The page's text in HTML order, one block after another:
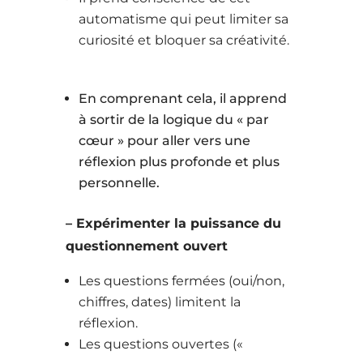
automatisme qui peut limiter sa
curiosité et bloquer sa créativité.
En comprenant cela, il apprend
à sortir de la logique du « par
cœur » pour aller vers une
réflexion plus profonde et plus
personnelle.
– Expérimenter la puissance du
questionnement ouvert
Les questions fermées (oui/non,
chiffres, dates) limitent la
réflexion.
Les questions ouvertes («